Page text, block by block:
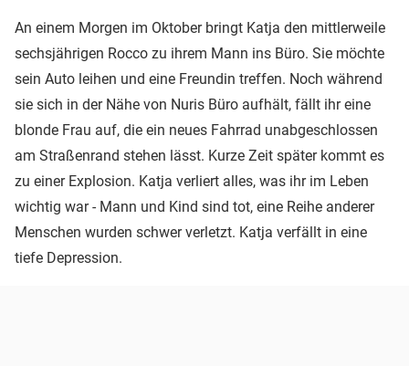
An einem Morgen im Oktober bringt Katja den mittlerweile
sechsjährigen Rocco zu ihrem Mann ins Büro. Sie möchte
sein Auto leihen und eine Freundin treffen. Noch während
sie sich in der Nähe von Nuris Büro aufhält, fällt ihr eine
blonde Frau auf, die ein neues Fahrrad unabgeschlossen
am Straßenrand stehen lässt. Kurze Zeit später kommt es
zu einer Explosion. Katja verliert alles, was ihr im Leben
wichtig war - Mann und Kind sind tot, eine Reihe anderer
Menschen wurden schwer verletzt. Katja verfällt in eine
tiefe Depression.